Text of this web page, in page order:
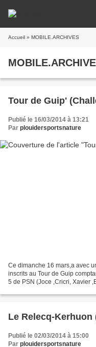
Accueil » MOBILE.ARCHIVES
Tour de Guip'
Publié le 16/03/2014 à 13:21
Par plouidersportsnature
Ce dimanche 16 mars,a avec
inscrits au Tour de Guip
5 de PSN (Joce ,Cricri, Xavier
Le Relecq-
Publié le 02/03/2014 à 15:00
Par plouidersportsnature